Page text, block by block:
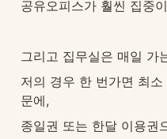
공유오피스가 훨씬 집중
그리고 집무실은 매일 가
저의 경우 한 번가면 최
문에,
종일권 또는 한달 이용권